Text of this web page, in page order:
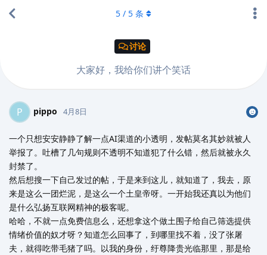
讨论
大家好，我给你们讲个笑话
5 / 5 条
P pippo 4月8日
一个只想安安静静了解一点AI渠道的小透明，发帖莫名其妙就被人
举报了。吐槽了几句规则不透明不知道犯了什么错，然后就被永久
封禁了。
然后想搜一下自己发过的帖，于是来到这儿，就知道了，我去，原
来是这么一团烂泥，是这么一个土皇帝呀。一开始我还真以为他们
是什么弘扬互联网精神的极客呢。
哈哈，不就一点免费信息么，还想拿这个做土围子给自己筛选提供
情绪价值的奴才呀？知道怎么回事了，到哪里找不着，没了张屠
夫，就得吃带毛猪了吗。以我的身份，纡尊降贵光临那里，那是给